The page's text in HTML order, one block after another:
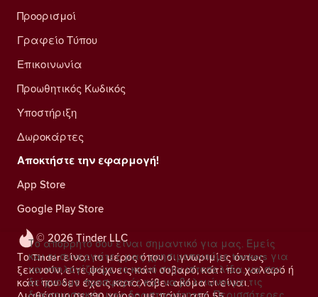
© 2026 Tinder LLC
Το Tinder είναι το μέρος όπου οι γνωριμίες όντως
ξεκινούν, είτε ψάχνεις κάτι σοβαρό, κάτι πιο χαλαρό ή
κάτι που δεν έχεις καταλάβει ακόμα τι είναι.
Προορισμοί
Γραφείο Τύπου
Επικοινωνία
Προωθητικός Κωδικός
Υποστήριξη
Δωροκάρτες
Αποκτήστε την εφαρμογή!
App Store
Google Play Store
Το απόρρητό σου είναι σημαντικό για μας. Εμείς
και οι συνεργάτες μας χρησιμοποιούμε trackers για
να υπολογίζουμε το κοινό στην ιστοσελίδα, να σου
δείχνουμε προσφορές και να βελτιώνουμε τις